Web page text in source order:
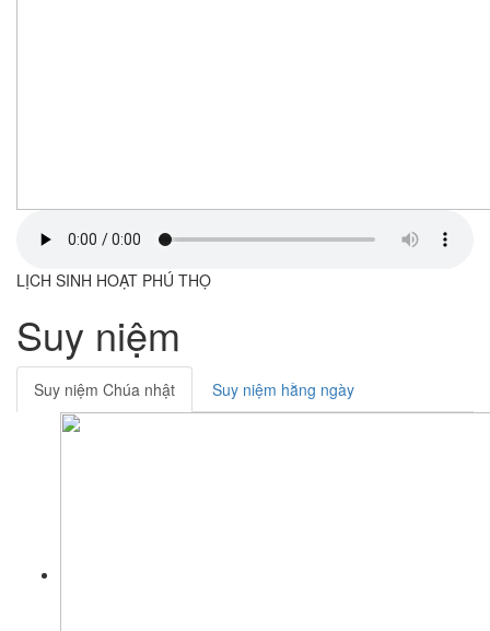
LỊCH SINH HOẠT PHÚ THỌ
Suy niệm
Suy niệm Chúa nhật Suy niệm hằng ngày